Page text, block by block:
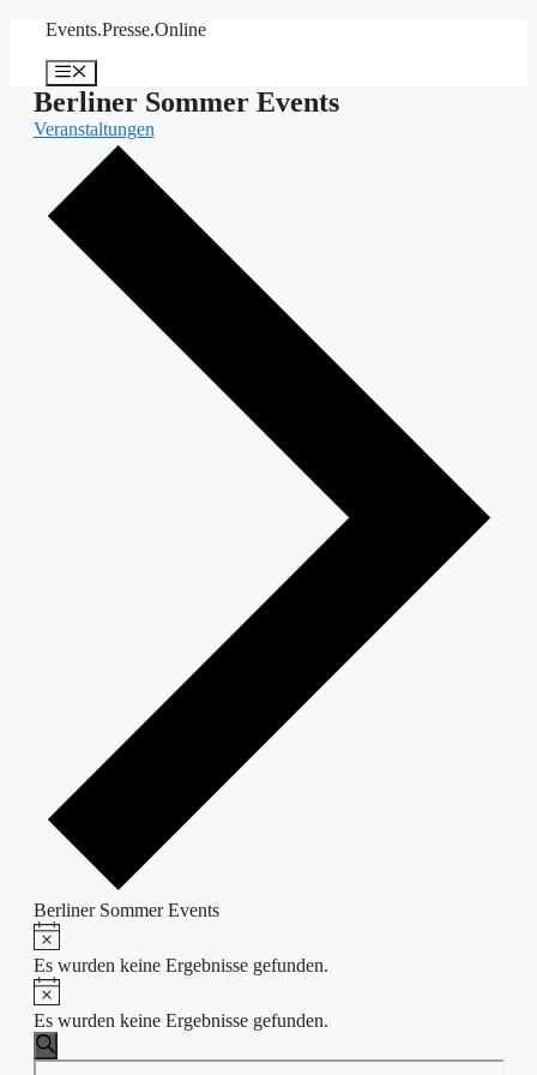
springen
Events.Presse.Online
Menü
Berliner Sommer Events
Veranstaltungen
Berliner Sommer Events
Veranstaltungen
Hinweis
Es wurden keine Ergebnisse gefunden.
Hinweis
Es wurden keine Ergebnisse gefunden.
Veranstaltungen
Suche
Bitte